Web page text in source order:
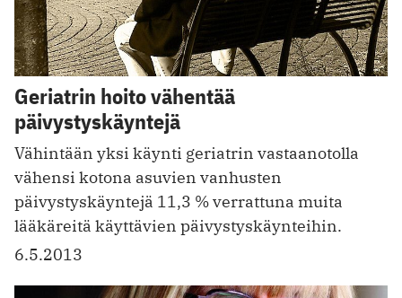
Geriatrin hoito vähentää
päivystyskäyntejä
Vähintään yksi käynti geriatrin vastaanotolla
vähensi kotona asuvien vanhusten
päivystyskäyntejä 11,3 % verrattuna muita
lääkäreitä käyttävien päivystyskäynteihin.
6.5.2013